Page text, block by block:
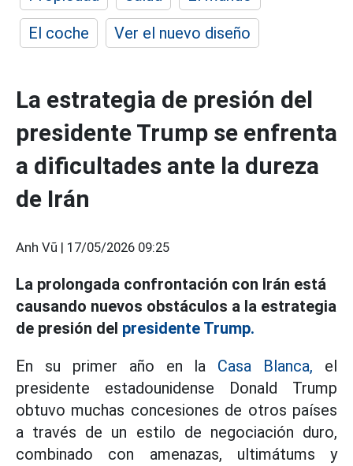
El coche
Ver el nuevo diseño
La estrategia de presión del
presidente Trump se enfrenta
a dificultades ante la dureza
de Irán
Anh Vũ | 17/05/2026 09:25
La prolongada confrontación con Irán está
causando nuevos obstáculos a la estrategia
de presión del presidente Trump.
En su primer año en la Casa Blanca, el
presidente estadounidense Donald Trump
obtuvo muchas concesiones de otros países
a través de un estilo de negociación duro,
combinado con amenazas, ultimátums y